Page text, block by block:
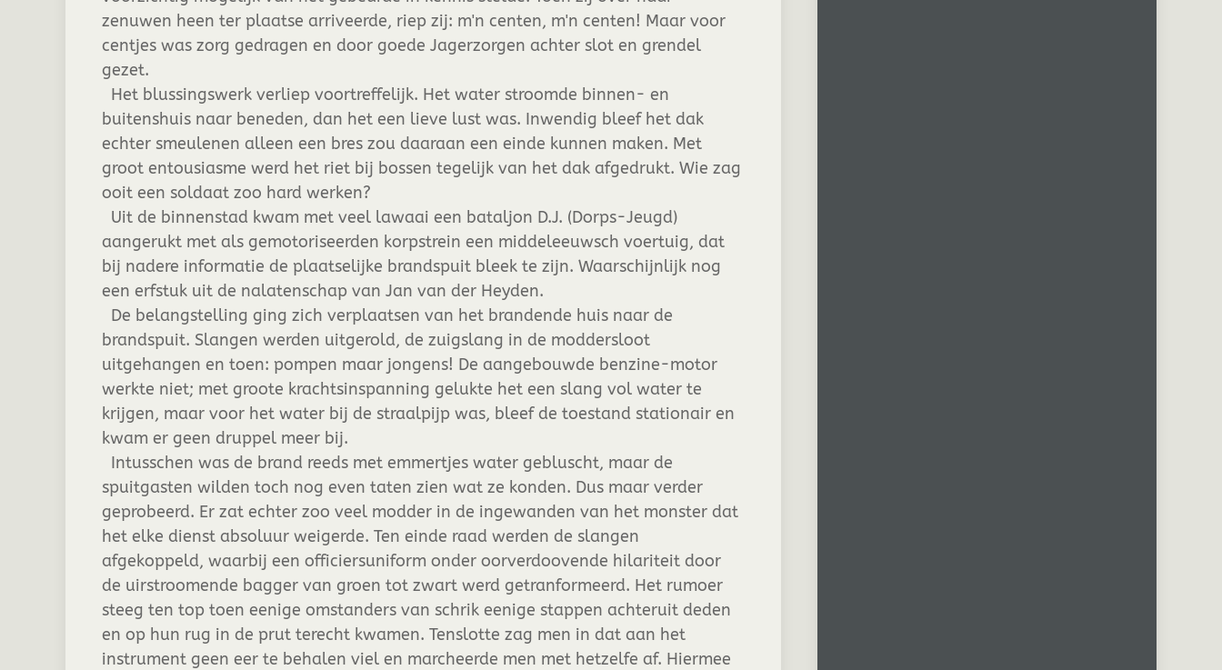
zenuwen heen ter plaatse arriveerde, riep zij: m'n centen, m'n centen! Maar voor
centjes was zorg gedragen en door goede Jagerzorgen achter slot en grendel
gezet.
Het blussingswerk verliep voortreffelijk. Het water stroomde binnen- en
buitenshuis naar beneden, dan het een lieve lust was. Inwendig bleef het dak
echter smeulenen alleen een bres zou daaraan een einde kunnen maken. Met
groot entousiasme werd het riet bij bossen tegelijk van het dak afgedrukt. Wie zag
ooit een soldaat zoo hard werken?
Uit de binnenstad kwam met veel lawaai een bataljon D.J. (Dorps-Jeugd)
aangerukt met als gemotoriseerden korpstrein een middeleeuwsch voertuig, dat
bij nadere informatie de plaatselijke brandspuit bleek te zijn. Waarschijnlijk nog
een erfstuk uit de nalatenschap van Jan van der Heyden.
De belangstelling ging zich verplaatsen van het brandende huis naar de
brandspuit. Slangen werden uitgerold, de zuigslang in de moddersloot
uitgehangen en toen: pompen maar jongens! De aangebouwde benzine-motor
werkte niet; met groote krachtsinspanning gelukte het een slang vol water te
krijgen, maar voor het water bij de straalpijp was, bleef de toestand stationair en
kwam er geen druppel meer bij.
Intusschen was de brand reeds met emmertjes water gebluscht, maar de
spuitgasten wilden toch nog even taten zien wat ze konden. Dus maar verder
geprobeerd. Er zat echter zoo veel modder in de ingewanden van het monster dat
het elke dienst absoluur weigerde. Ten einde raad werden de slangen
afgekoppeld, waarbij een officiersuniform onder oorverdoovende hilariteit door
de uirstroomende bagger van groen tot zwart werd getranformeerd. Het rumoer
steeg ten top toen eenige omstanders van schrik eenige stappen achteruit deden
en op hun rug in de prut terecht kwamen. Tenslotte zag men in dat aan het
instrument geen eer te behalen viel en marcheerde men met hetzelfe af. Hiermee